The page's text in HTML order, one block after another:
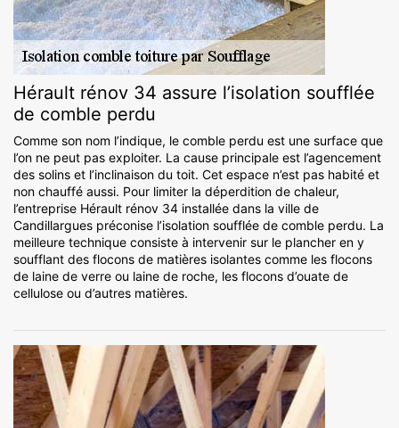
Hérault rénov 34 assure l’isolation soufflée
de comble perdu
Comme son nom l’indique, le comble perdu est une surface que
l’on ne peut pas exploiter. La cause principale est l’agencement
des solins et l’inclinaison du toit. Cet espace n’est pas habité et
non chauffé aussi. Pour limiter la déperdition de chaleur,
l’entreprise Hérault rénov 34 installée dans la ville de
Candillargues préconise l’isolation soufflée de comble perdu. La
meilleure technique consiste à intervenir sur le plancher en y
soufflant des flocons de matières isolantes comme les flocons
de laine de verre ou laine de roche, les flocons d’ouate de
cellulose ou d’autres matières.